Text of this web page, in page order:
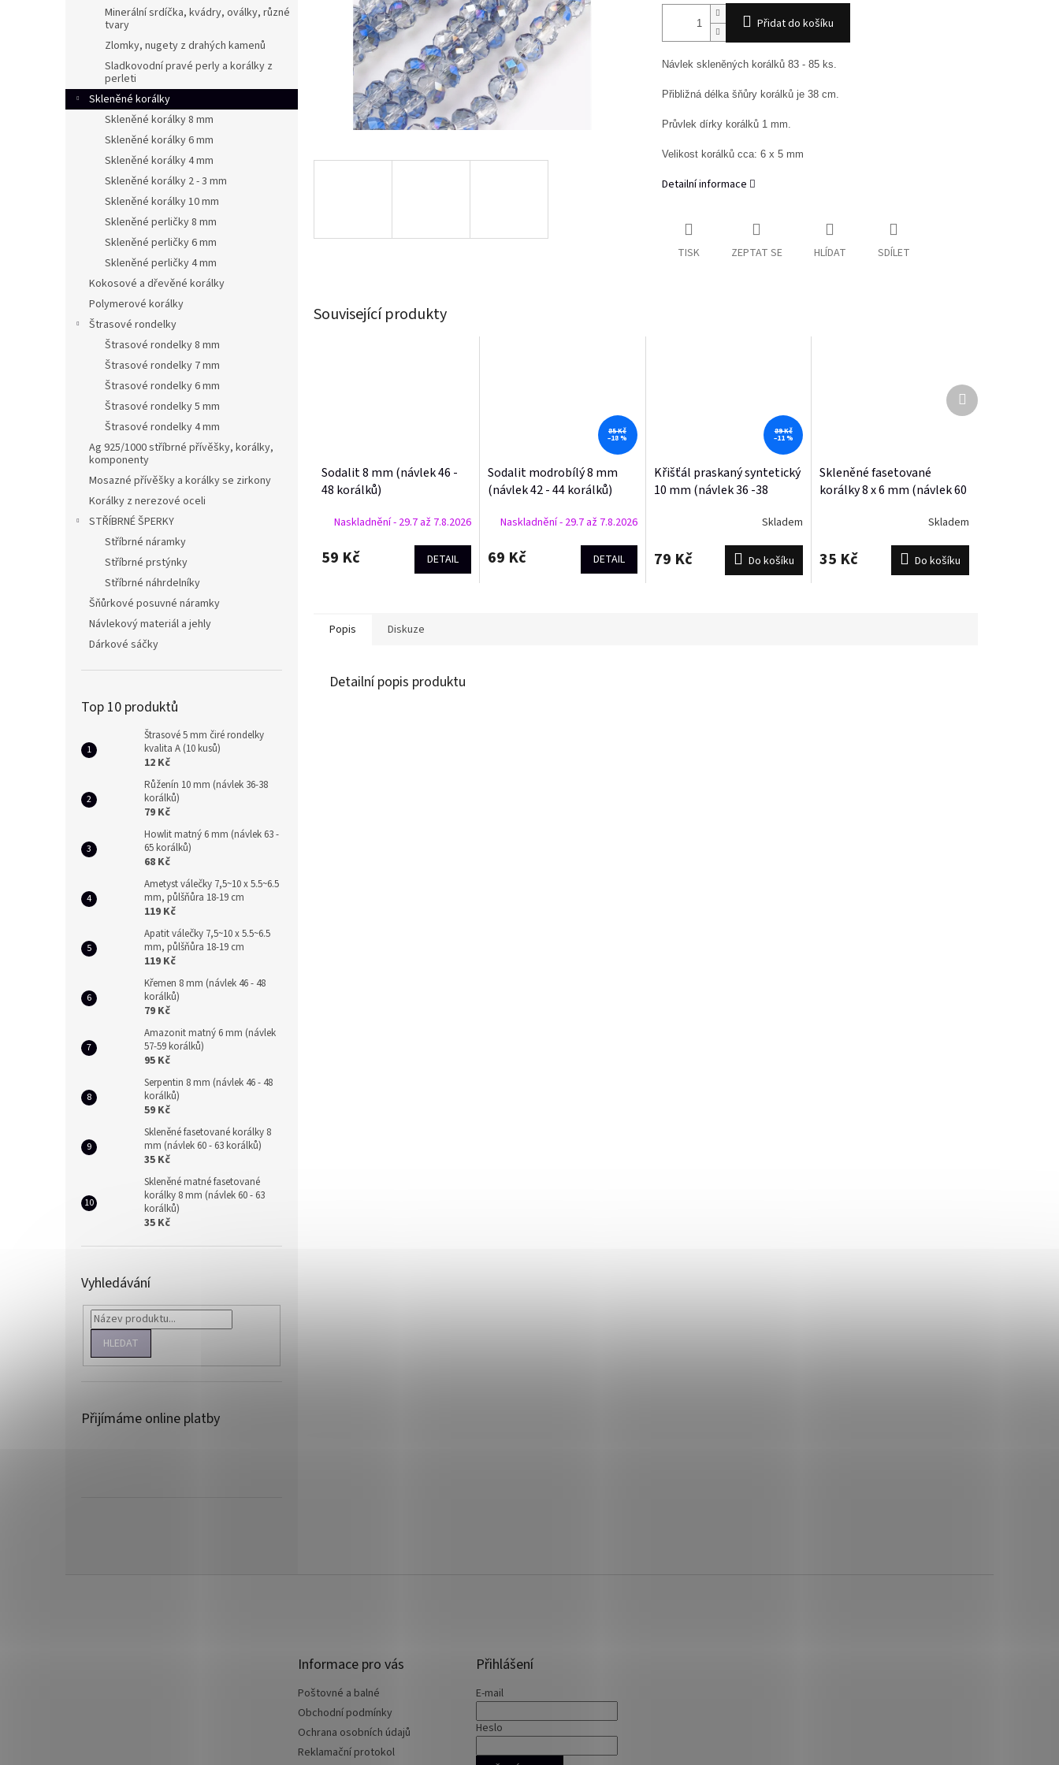
Minerální srdíčka, kvádry, oválky, různé
tvary
Zlomky, nugety z drahých kamenů
Sladkovodní pravé perly a korálky z
perleti
Skleněné korálky
Skleněné korálky 8 mm
Skleněné korálky 6 mm
Skleněné korálky 4 mm
Skleněné korálky 2 - 3 mm
Skleněné korálky 10 mm
Skleněné perličky 8 mm
Skleněné perličky 6 mm
Skleněné perličky 4 mm
Kokosové a dřevěné korálky
Polymerové korálky
Štrasové rondelky
Štrasové rondelky 8 mm
Štrasové rondelky 7 mm
Štrasové rondelky 6 mm
Štrasové rondelky 5 mm
Štrasové rondelky 4 mm
Ag 925/1000 stříbrné přívěšky, korálky,
komponenty
Mosazné přívěšky a korálky se zirkony
Korálky z nerezové oceli
STŘÍBRNÉ ŠPERKY
Stříbrné náramky
Stříbrné prstýnky
Stříbrné náhrdelníky
Šňůrkové posuvné náramky
Návlekový materiál a jehly
Dárkové sáčky
Top 10 produktů
Štrasové 5 mm čiré rondelky
kvalita A (10 kusů)
12 Kč
Růženín 10 mm (návlek 36-38
korálků)
79 Kč
Howlit matný 6 mm (návlek 63 -
65 korálků)
68 Kč
Ametyst válečky 7,5~10 x 5.5~6.5
mm, půlšňůra 18-19 cm
119 Kč
Apatit válečky 7,5~10 x 5.5~6.5
mm, půlšňůra 18-19 cm
119 Kč
Křemen 8 mm (návlek 46 - 48
korálků)
79 Kč
Amazonit matný 6 mm (návlek
57-59 korálků)
95 Kč
Serpentin 8 mm (návlek 46 - 48
korálků)
59 Kč
Skleněné fasetované korálky 8
mm (návlek 60 - 63 korálků)
35 Kč
Skleněné matné fasetované
korálky 8 mm (návlek 60 - 63
korálků)
35 Kč
Vyhledávání
HLEDAT
Přijímáme online platby
Přidat do košíku
Návlek skleněných korálků 83 - 85 ks.
Přibližná délka šňůry korálků je 38 cm.
Průvlek dírky korálků 1 mm.
Velikost korálků cca: 6 x 5 mm
Detailní informace
TISK ZEPTAT SE HLÍDAT SDÍLET
Související produkty
Sodalit 8 mm (návlek 46 -
48 korálků)
Naskladnění - 29.7 až 7.8.2026
59 Kč DETAIL
85 Kč
–18 %
Sodalit modrobílý 8 mm
(návlek 42 - 44 korálků)
Naskladnění - 29.7 až 7.8.2026
69 Kč DETAIL
89 Kč
–11 %
Křišťál praskaný syntetický
10 mm (návlek 36 -38
Skladem
79 Kč Do košíku
Skleněné fasetované
korálky 8 x 6 mm (návlek 60
Skladem
35 Kč Do košíku
Další
produkt
Popis Diskuze
Detailní popis produktu
Informace pro vás
Poštovné a balné
Obchodní podmínky
Ochrana osobních údajů
Reklamační protokol
Přihlášení
E-mail
Heslo